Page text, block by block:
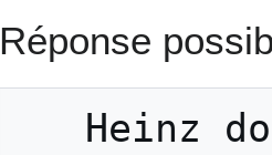
Réponse